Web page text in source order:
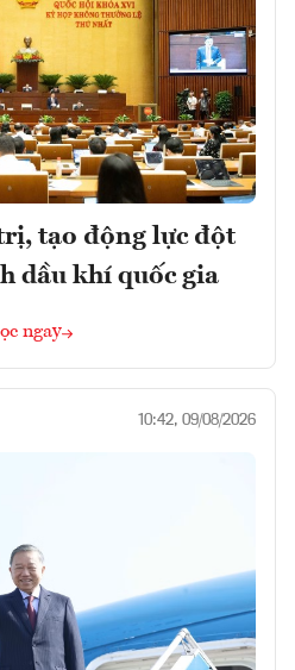
tạo động lực đột
dầu khí quốc gia
ngay
10:42, 09/08/2026